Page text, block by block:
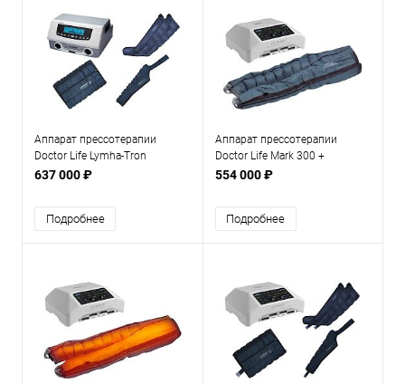
Аппарат прессотерапии
Doctor Life Lymha-Tron
раздельная комплектация
637 000 ₽
Подробнее
Аппарат прессотерапии
Doctor Life Mark 300 +
комбинезон
554 000 ₽
Подробнее